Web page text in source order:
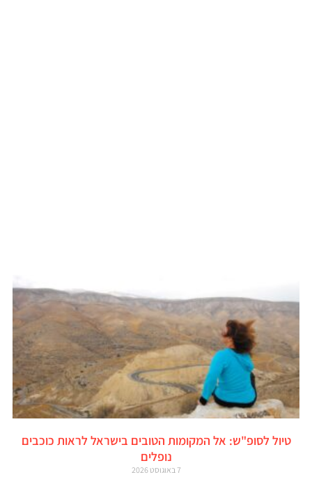
טיול לסופ"ש: אל המקומות הטובים בישראל לראות כוכבים
נופלים
7 באוגוסט 2026